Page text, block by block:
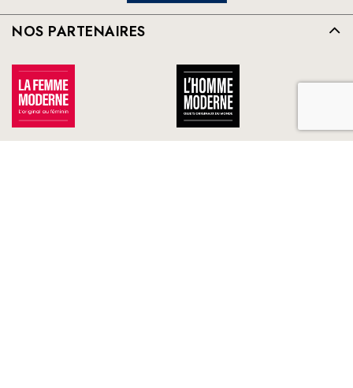
NOS PARTENAIRES